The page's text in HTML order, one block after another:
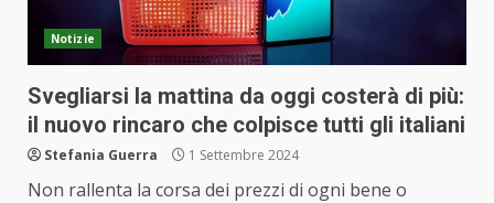
Notizie
Svegliarsi la mattina da oggi costerà di più:
il nuovo rincaro che colpisce tutti gli italiani
Stefania Guerra 1 Settembre 2024
Non rallenta la corsa dei prezzi di ogni bene o